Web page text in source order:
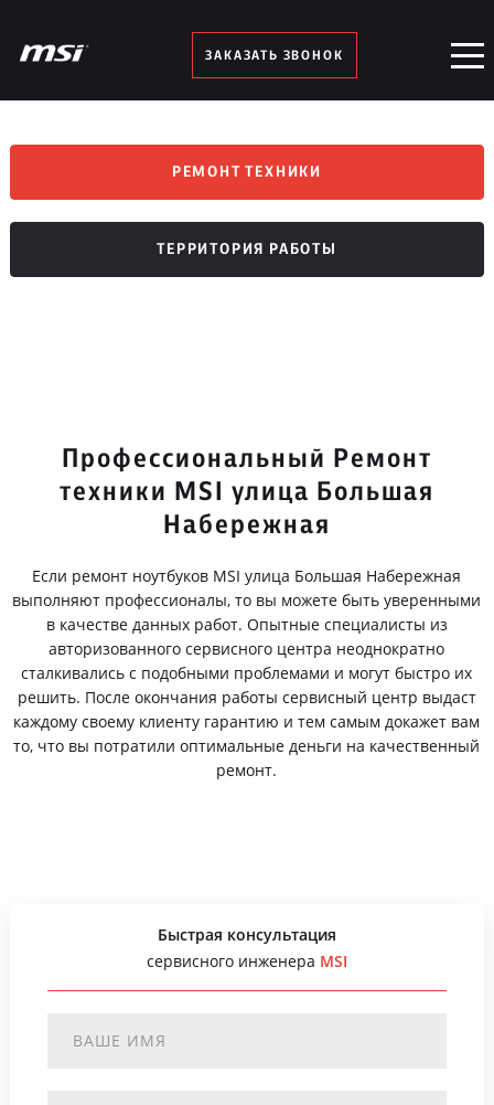
ЗАКАЗАТЬ ЗВОНОК
РЕМОНТ ТЕХНИКИ
ТЕРРИТОРИЯ РАБОТЫ
Профессиональный Ремонт
техники MSI улица Большая
Набережная
Если ремонт ноутбуков MSI улица Большая Набережная
выполняют профессионалы, то вы можете быть уверенными
в качестве данных работ. Опытные специалисты из
авторизованного сервисного центра неоднократно
сталкивались с подобными проблемами и могут быстро их
решить. После окончания работы сервисный центр выдаст
каждому своему клиенту гарантию и тем самым докажет вам
то, что вы потратили оптимальные деньги на качественный
ремонт.
Быстрая консультация
сервисного инженера MSI